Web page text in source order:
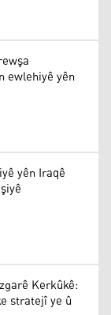
ewlehiyê yên
yên Iraqê
Kerkûkê:
stratejî ye û